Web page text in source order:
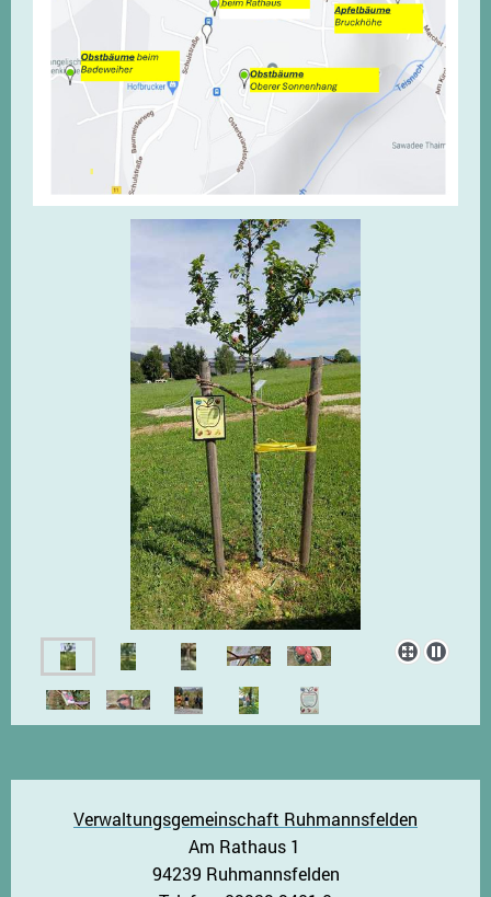
Verwaltungsgemeinschaft Ruhmannsfelden
Am Rathaus 1
94239 Ruhmannsfelden